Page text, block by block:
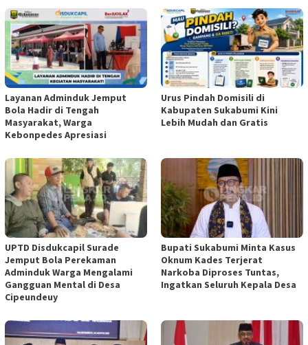
Layanan Adminduk Jemput
Bola Hadir di Tengah
Masyarakat, Warga
Kebonpedes Apresiasi
Urus Pindah Domisili di
Kabupaten Sukabumi Kini
Lebih Mudah dan Gratis
UPTD Disdukcapil Surade
Jemput Bola Perekaman
Adminduk Warga Mengalami
Gangguan Mental di Desa
Cipeundeuy
Bupati Sukabumi Minta Kasus
Oknum Kades Terjerat
Narkoba Diproses Tuntas,
Ingatkan Seluruh Kepala Desa